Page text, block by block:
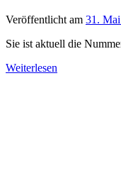
Veröffentlicht am 31.
Sie ist aktuell die
Weiterlesen